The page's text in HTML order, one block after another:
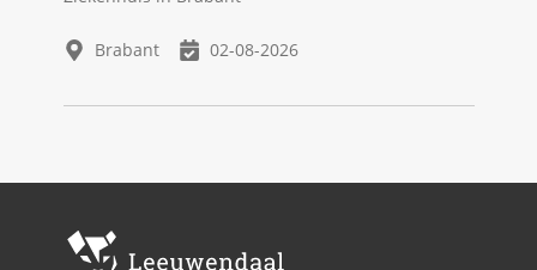
Brabant 02-08-2026